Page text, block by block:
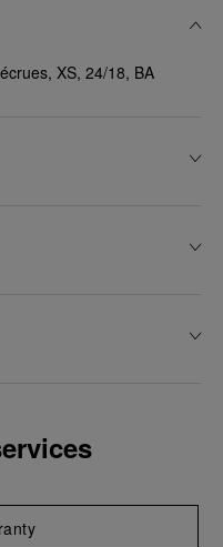
XS, 24/18, BA